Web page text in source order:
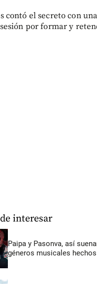
contó el secreto con
por formar y
interesar
Paipa y Pasonva, así
géneros musicales